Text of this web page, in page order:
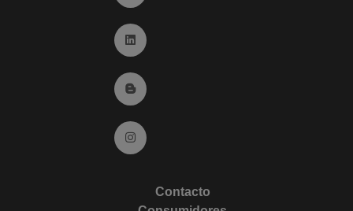
Ir a Linkedin (abre en ventana nueva)
Ir al Blog (abre en ventana nueva)
Ir a Instagram (abre en ventana nueva)
Contacto